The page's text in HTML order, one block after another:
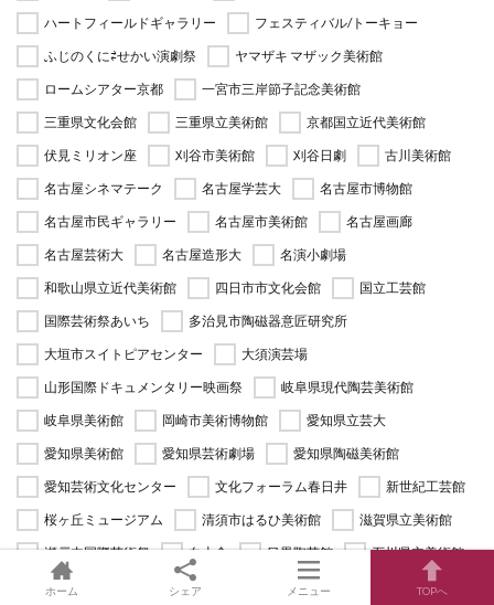
ハートフィールドギャラリー
フェスティバル/トーキョー
ふじのくに⇄せかい演劇祭
ヤマザキ マザック美術館
ロームシアター京都
一宮市三岸節子記念美術館
三重県文化会館
三重県立美術館
京都国立近代美術館
伏見ミリオン座
刈谷市美術館 刈谷日劇
古川美術館
名古屋シネマテーク
名古屋学芸大
名古屋市博物館
名古屋市民ギャラリー
名古屋市美術館
名古屋画廊
名古屋芸術大
名古屋造形大
名演小劇場
和歌山県立近代美術館
四日市市文化会館
国立工芸館
国際芸術祭あいち
多治見市陶磁器意匠研究所
大垣市スイトピアセンター
大須演芸場
山形国際ドキュメンタリー映画祭
岐阜県現代陶芸美術館
岐阜県美術館
岡崎市美術博物館
愛知県立芸大
愛知県美術館
愛知県芸術劇場
愛知県陶磁美術館
愛知芸術文化センター
文化フォーラム春日井
新世紀工芸館
桜ヶ丘ミュージアム
清須市はるひ美術館
滋賀県立美術館
瀬戸内国際芸術祭
白土舎 目黒陶芸館
石川県立美術館
碧南市藤井達吉現代美術館
ホーム シェア メニュー TOPへ